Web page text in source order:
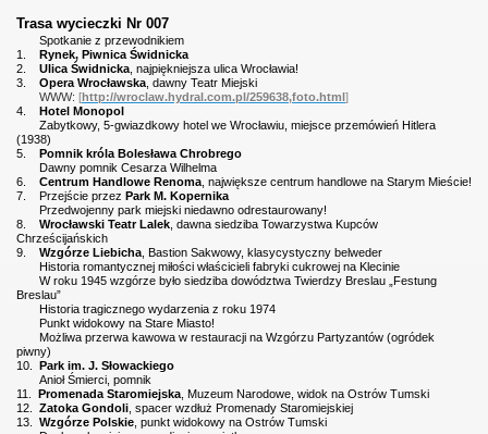
Trasa wycieczki Nr 007
Spotkanie z przewodnikiem
1.
Rynek, Piwnica Świdnicka
2.
Ulica Świdnicka , najpiękniejsza ulica Wrocławia!
3.
Opera Wrocławska , dawny Teatr Miejski
WWW: [http://wroclaw.hydral.com.pl/259638,foto.html]
4.
Hotel Monopol
Zabytkowy, 5-gwiazdkowy hotel we Wrocławiu, miejsce przemówień Hitlera
(1938)
5.
Pomnik króla Bolesława Chrobrego
Dawny pomnik Cesarza Wilhelma
6.
Centrum Handlowe Renoma , największe centrum handlowe na Starym Mieście!
7.
Przejście przez Park M. Kopernika
Przedwojenny park miejski niedawno odrestaurowany!
8.
Wrocławski Teatr Lalek , dawna siedziba Towarzystwa Kupców
Chrześcijańskich
9.
Wzgórze Liebicha , Bastion Sakwowy, klasycystyczny belweder
Historia romantycznej miłości właścicieli fabryki cukrowej na Klecinie
W roku 1945 wzgórze było siedziba dowództwa Twierdzy Breslau „Festung
Breslau”
Historia tragicznego wydarzenia z roku 1974
Punkt widokowy na Stare Miasto!
Możliwa przerwa kawowa w restauracji na Wzgórzu Partyzantów (ogródek
piwny)
10.
Park im. J. Słowackiego
Anioł Śmierci, pomnik
11.
Promenada Staromiejska , Muzeum Narodowe, widok na Ostrów Tumski
12.
Zatoka Gondoli , spacer wzdłuż Promenady Staromiejskiej
13.
Wzgórze Polskie , punkt widokowy na Ostrów Tumski